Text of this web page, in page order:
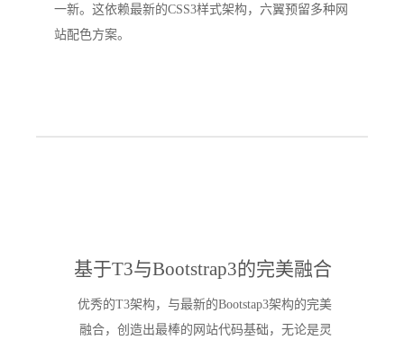
一新。这依赖最新的CSS3样式架构，六翼预留多种网
站配色方案。
基于T3与Bootstrap3的完美融合
优秀的T3架构，与最新的Bootstap3架构的完美
融合，创造出最棒的网站代码基础，无论是灵